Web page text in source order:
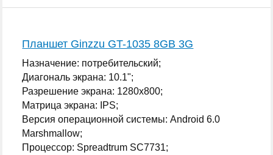
Планшет Ginzzu GT-1035 8GB 3G
Назначение: потребительский;
Диагональ экрана: 10.1";
Разрешение экрана: 1280x800;
Матрица экрана: IPS;
Версия операционной системы: Android 6.0
Marshmallow;
Процессор: Spreadtrum SC7731;